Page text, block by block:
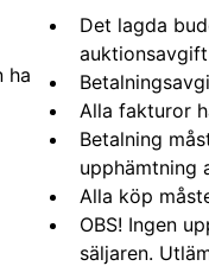
ha
Det lagda
Alla fakturor
Betalning
upphämtning
Alla köp
OBS! Ingen
säljaren.